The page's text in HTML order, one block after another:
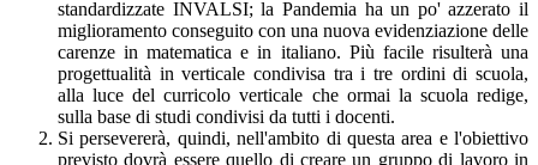
standardizzate INVALSI; la Pandemia ha un po' azzerato il
miglioramento conseguito con una nuova evidenziazione delle
carenze in matematica e in italiano. Più facile risulterà una
progettualità in verticale condivisa tra i tre ordini di scuola,
alla luce del curricolo verticale che ormai la scuola redige,
sulla base di studi condivisi da tutti i docenti.
Si persevererà, quindi, nell'ambito di questa area e l'obiettivo
previsto dovrà essere quello di creare un gruppo di lavoro in